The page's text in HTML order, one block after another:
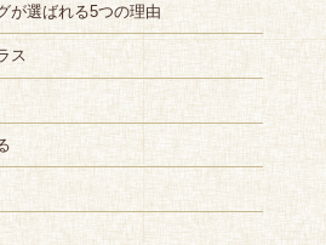
が選ばれる5つの理由
ス